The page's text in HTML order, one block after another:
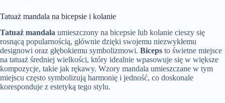
Tatuaż mandala na bicepsie i kolanie
Tatuaż mandala umieszczony na bicepsie lub kolanie cieszy się
rosnącą popularnością, głównie dzięki swojemu niezwykłemu
designowi oraz głębokiemu symbolizmowi. Biceps to świetne miejsce
na tatuaż średniej wielkości, który idealnie wpasowuje się w większe
kompozycje, takie jak rękawy. Wzory mandala umieszczane w tym
miejscu często symbolizują harmonię i jedność, co doskonale
koresponduje z estetyką tego stylu.